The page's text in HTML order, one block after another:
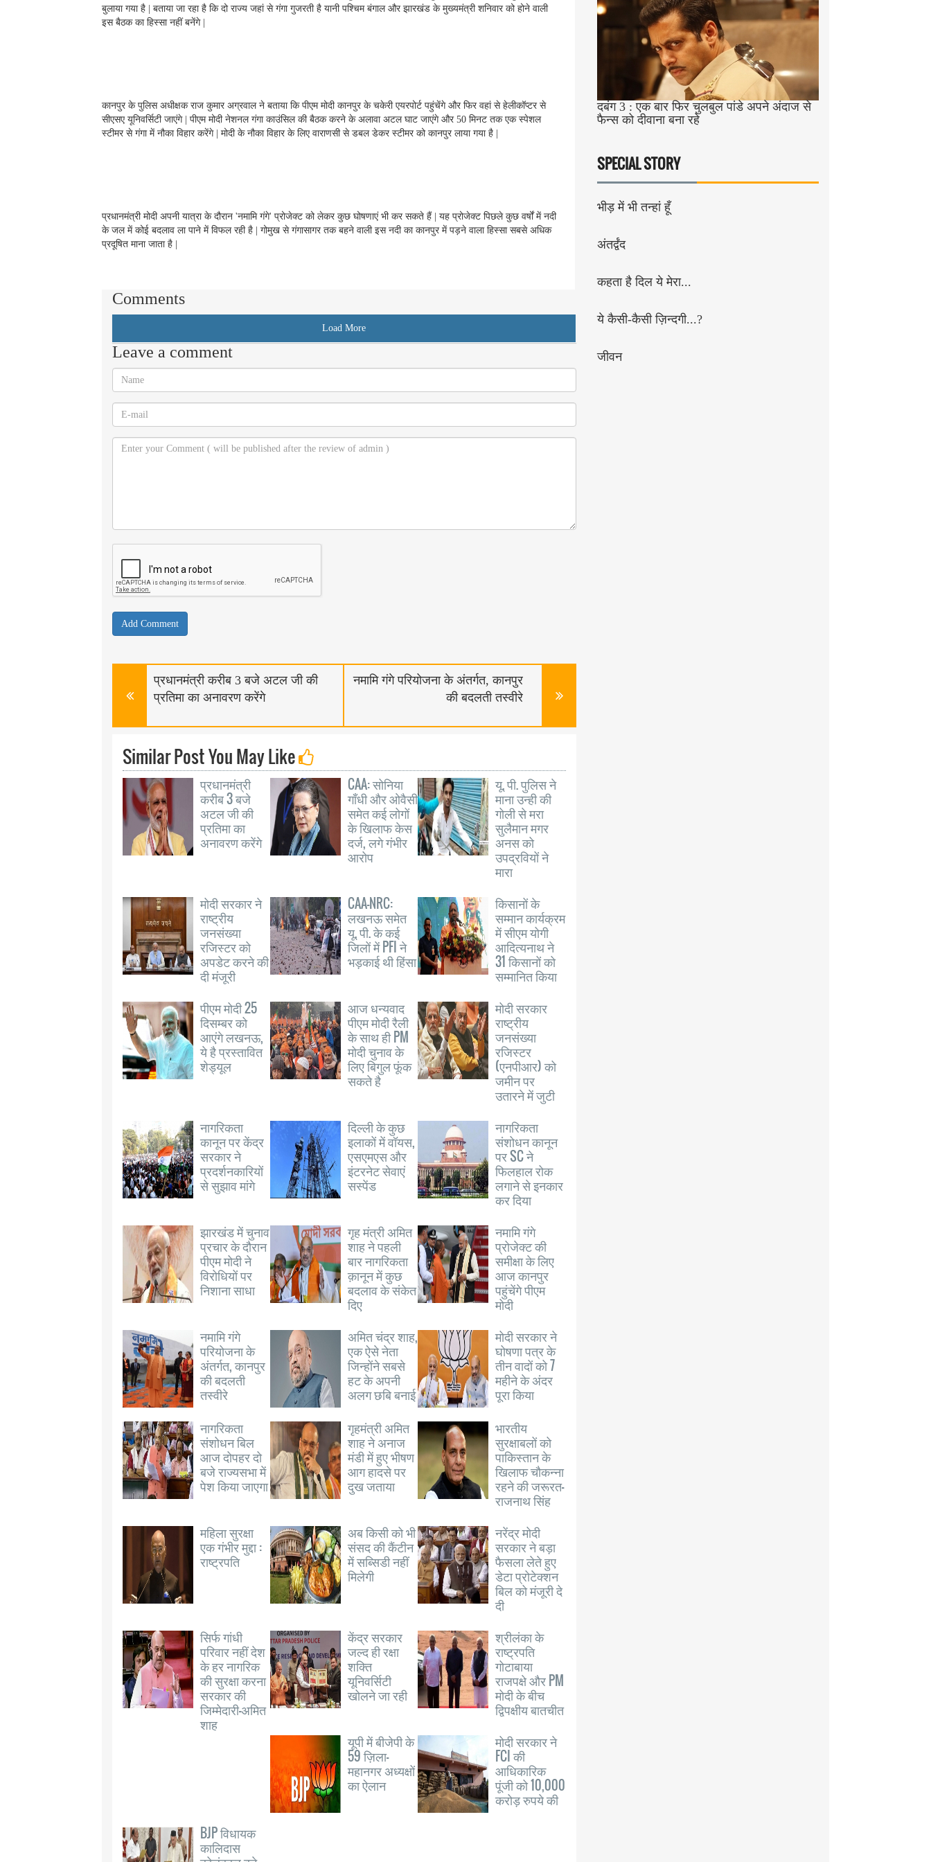
o
o
e
r
d
I
t
A
बुलाया गया है | बताया जा रहा है कि दो राज्य जहां से गंगा गुजरती है यानी पश्चिम बंगाल और झारखंड के मुख्यमंत्री शनिवार को होने वाली
इस बैठक का हिस्सा नहीं बनेंगे |
कानपुर के पुलिस अधीक्षक राज कुमार अग्रवाल ने बताया कि पीएम मोदी कानपुर के चकेरी एयरपोर्ट पहुंचेंगे और फिर वहां से हेलीकॉप्टर से
सीएसए यूनिवर्सिटी जाएंगे | पीएम मोदी नेशनल गंगा काउंसिल की बैठक करने के अलावा अटल घाट जाएंगे और 50 मिनट तक एक स्पेशल
स्टीमर से गंगा में नौका विहार करेंगे | मोदी के नौका विहार के लिए वाराणसी से डबल डेकर स्टीमर को कानपुर लाया गया है |
प्रधानमंत्री मोदी अपनी यात्रा के दौरान 'नमामि गंगे' प्रोजेक्ट को लेकर कुछ घोषणाएं भी कर सकते हैं | यह प्रोजेक्ट पिछले कुछ वर्षों में नदी
के जल में कोई बदलाव ला पाने में विफल रही है | गोमुख से गंगासागर तक बहने वाली इस नदी का कानपुर में पड़ने वाला हिस्सा सबसे अधिक
प्रदूषित माना जाता है |
Comments
Load More
Leave a comment
प्रधानमंत्री करीब 3 बजे अटल जी की
प्रतिमा का अनावरण करेंगे
नमामि गंगे परियोजना के अंतर्गत, कानपुर
की बदलती तस्वीरे
Similar Post You May Like
प्रधानमंत्री
करीब 3 बजे
अटल जी की
प्रतिमा का
अनावरण करेंगे
CAA: सोनिया
गाँधी और ओवैसी
समेत कई लोगों
के खिलाफ केस
दर्ज, लगे गंभीर
आरोप
यू. पी. पुलिस ने
माना उन्ही की
गोली से मरा
सुलैमान मगर
अनस को
उपद्रवियों ने
मारा
मोदी सरकार ने
राष्ट्रीय
जनसंख्या
रजिस्टर को
अपडेट करने की
दी मंजूरी
CAA-NRC:
लखनऊ समेत
यू. पी. के कई
जिलों में PFI ने
भड़काई थी हिंसा
किसानों के
सम्मान कार्यक्रम
में सीएम योगी
आदित्यनाथ ने
31 किसानों को
सम्मानित किया
पीएम मोदी 25
दिसम्बर को
आएंगे लखनऊ,
ये है प्रस्तावित
शेड्यूल
आज धन्यवाद
पीएम मोदी रैली
के साथ ही PM
मोदी चुनाव के
लिए बिगुल फूंक
सकते है
मोदी सरकार
राष्ट्रीय
जनसंख्या
रजिस्टर
(एनपीआर) को
जमीन पर
उतारने में जुटी
नागरिकता
कानून पर केंद्र
सरकार ने
प्रदर्शनकारियों
से सुझाव मांगे
दिल्ली के कुछ
इलाकों में वॉयस,
एसएमएस और
इंटरनेट सेवाएं
सस्पेंड
नागरिकता
संशोधन कानून
पर SC ने
फिलहाल रोक
लगाने से इनकार
कर दिया
झारखंड में चुनाव
प्रचार के दौरान
पीएम मोदी ने
विरोधियों पर
निशाना साधा
गृह मंत्री अमित
शाह ने पहली
बार नागरिकता
क़ानून में कुछ
बदलाव के संकेत
दिए
नमामि गंगे
प्रोजेक्ट की
समीक्षा के लिए
आज कानपुर
पहुंचेंगे पीएम
मोदी
नमामि गंगे
परियोजना के
अंतर्गत, कानपुर
की बदलती
तस्वीरे
अमित चंद्र शाह,
एक ऐसे नेता
जिन्होंने सबसे
हट के अपनी
अलग छबि बनाई
मोदी सरकार ने
घोषणा पत्र के
तीन वादों को 7
महीने के अंदर
पूरा किया
नागरिकता
संशोधन बिल
आज दोपहर दो
बजे राज्यसभा में
पेश किया जाएगा
गृहमंत्री अमित
शाह ने अनाज
मंडी में हुए भीषण
आग हादसे पर
दुख जताया
भारतीय
सुरक्षाबलों को
पाकिस्तान के
खिलाफ चौकन्ना
रहने की जरूरत-
राजनाथ सिंह
महिला सुरक्षा
एक गंभीर मुद्दा :
राष्ट्रपति
अब किसी को भी
संसद की कैंटीन
में सब्सिडी नहीं
मिलेगी
नरेंद्र मोदी
सरकार ने बड़ा
फैसला लेते हुए
डेटा प्रोटेक्शन
बिल को मंजूरी दे
दी
सिर्फ गांधी
परिवार नहीं देश
के हर नागरिक
की सुरक्षा करना
सरकार की
जिम्मेदारी-अमित
शाह
केंद्र सरकार
जल्द ही रक्षा
शक्ति
यूनिवर्सिटी
खोलने जा रही
श्रीलंका के
राष्ट्रपति
गोटाबाया
राजपक्षे और PM
मोदी के बीच
द्विपक्षीय बातचीत
यूपी में बीजेपी के
59 ज़िला-
महानगर अध्यक्षों
का ऐलान
मोदी सरकार ने
FCI की
आधिकारिक
पूंजी को 10,000
करोड़ रुपये की
BJP विधायक
कालिदास
दबंग 3 : एक बार फिर चुलबुल पांडे अपने अंदाज से
फैन्स को दीवाना बना रहे
SPECIAL STORY
भीड़ में भी तन्हां हूँ
अंतर्द्वंद
कहता है दिल ये मेरा...
ये कैसी-कैसी ज़िन्दगी...?
जीवन